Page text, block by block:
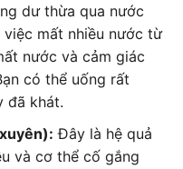
dư thừa qua nước
mất nhiều nước từ
nước và cảm giác
có thể uống rất
đã khát.
Đây là hệ quả
và cơ thể cố gắng